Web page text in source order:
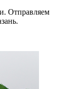
Отправляем